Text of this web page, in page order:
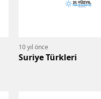
10 yıl önce
Suriye Türkleri